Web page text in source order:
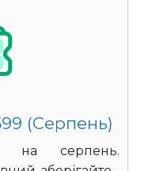
(Серпень)
на серпень.